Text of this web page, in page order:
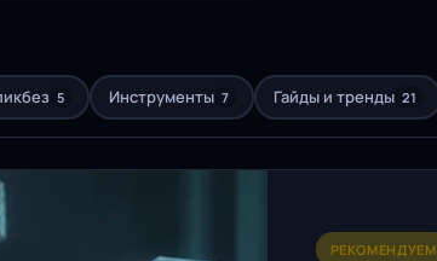
5 Инструменты 7 Гайды и тренды 21
РЕКОМЕНДУЕМ